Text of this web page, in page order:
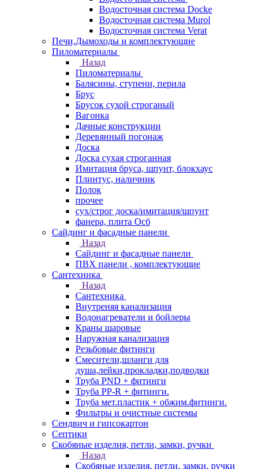
Водосточная система Docke
Водосточная система Murol
Водосточная система Verat
Печи,Дымоходы и комплектующие
Пиломатериалы
Назад
Пиломатериалы
Балясины, ступени, перила
Брус
Брусок сухой строганый
Вагонка
Дачные конструкции
Деревянный погонаж
Доска
Доска сухая строганная
Имитация бруса, шпунт, блокхаус
Плинтус, наличник
Полок
прочее
сух/строг доска/имитация/шпунт
фанера, плита Осб
Сайдинг и фасадные панели
Назад
Сайдинг и фасадные панели
ПВХ панели , комплектующие
Сантехника
Назад
Сантехника
Внутреняя канализация
Водонагреватели и бойлеры
Краны шаровые
Наружная канализация
Резьбовые фитинги
Смесители,шланги для
душа,лейки,прокладки,подводки
Труба PND + фитинги
Труба PP-R + фитинги.
Труба мет.пластик + обжим.фитинги.
Фильтры и очистные системы
Сендвич и гипсокартон
Септики
Скобяные изделия, петли, замки, ручки
Назад
Скобяные изделия, петли, замки, ручки